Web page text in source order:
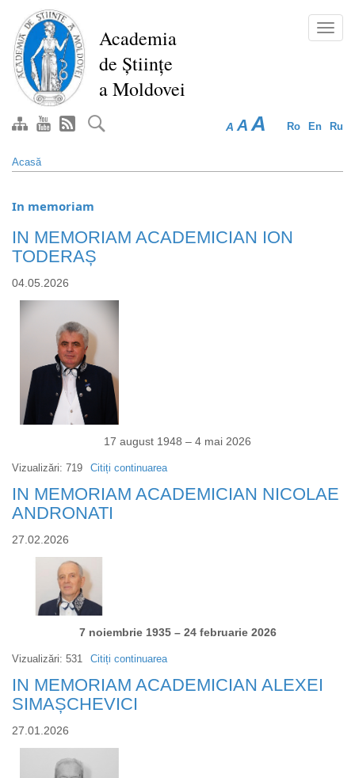
conţinutul
principal
Academia
de Științe
a Moldovei
Ro En Ru
A A A
Acasă
In memoriam
IN MEMORIAM ACADEMICIAN ION
TODERAȘ
04.05.2026
17 august 1948 – 4 mai 2026
Citiți continuareadespre
IN
Vizualizări: 719
IN MEMORIAM ACADEMICIAN NICOLAE
ANDRONATI
27.02.2026
7 noiembrie 1935 – 24 februarie 2026
Citiți continuareadespre
IN
Vizualizări: 531
IN MEMORIAM ACADEMICIAN ALEXEI
SIMAȘCHEVICI
27.01.2026